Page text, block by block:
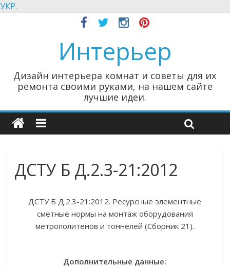
УКР.
Интерьер
Дизайн интерьера комнат и советы для их
ремонта своими руками, на нашем сайте
лучшие идеи.
ДСТУ Б Д.2.3-21:2012
ДСТУ Б Д.2.3-21:2012. Ресурсные элементные
сметные нормы на монтаж оборудования
метрополитенов и тоннелей (Сборник 21).
Дополнительные данные: